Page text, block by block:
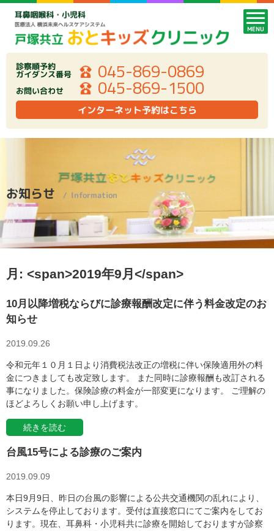
診察順予約
ガイダンス番号 045-869-0869
お問い合わせ 045-869-1500
インターネット予約はこちら
MENU
お知らせ Information
月: <span>2019年9月</span>
10月以降増税ならびに診療報酬改定に伴う料金改定のお
知らせ
2019.09.26
令和元年１０月１日より消費税法改正の増税に伴い保険適用外の料
金につきましても改定致します。 また同時に診療報酬も改訂される
事になりました。保険診療の料金が一部変更になります。 ご理解の
ほどよろしくお願い申し上げます。
続きを読む
台風15号による診療のご案内
2019.09.09
本日9月9日、昨日の台風の影響による公共交通機関の乱れにより、
システムを停止しております。受付は直接窓口にてご案内をしてお
ります。現在、耳鼻科・小児科共に診療を開始しておりますが診察